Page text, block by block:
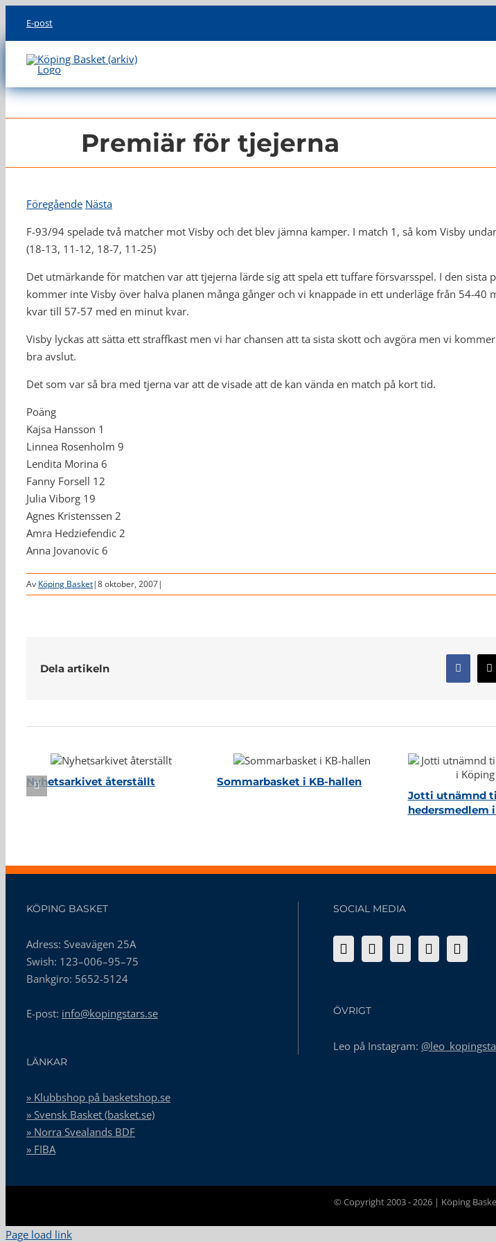
content
E-post
Premiär för tjejerna
Föregående Nästa
F-93/94 spelade två matcher mot Visby och det blev jämna kamper. I match 1, så kom Visby
(18-13, 11-12, 18-7, 11-25)
Det utmärkande för matchen var att tjejerna lärde sig att spela ett tuffare försvarsspel. I den sista
kommer inte Visby över halva planen många gånger och vi knappade in ett underläge från 54-40
kvar till 57-57 med en minut kvar.
Visby lyckas att sätta ett straffkast men vi har chansen att ta sista skott och avgöra men vi
bra avslut.
Det som var så bra med tjerna var att de visade att de kan vända en match på kort tid.
Poäng
Kajsa Hansson 1
Linnea Rosenholm 9
Lendita Morina 6
Fanny Forsell 12
Julia Viborg 19
Agnes Kristenssen 2
Amra Hedziefendic 2
Anna Jovanovic 6
Av Köping Basket|8 oktober, 2007|
Dela artikeln Facebook
X
Nyhetsarkivet återställt
Sommarbasket i KB-hallen
Jotti utnämnd
hedersmedlem
KÖPING BASKET
Adress: Sveavägen 25A
Swish: 123–006–95–75
Bankgiro: 5652-5124
E-post: info@kopingstars.se
SOCIAL MEDIA
ÖVRIGT
Leo på Instagram:
LÄNKAR
» Klubbshop på basketshop.se
» Svensk Basket (basket.se)
» Norra Svealands BDF
» FIBA
© Copyright 2003 -2026 | Köping
Page load link